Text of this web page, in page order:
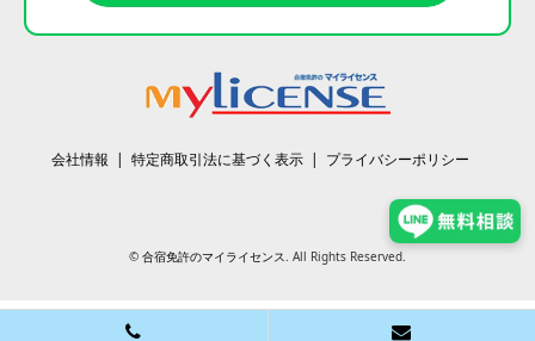
会社情報 特定商取引法に基づく表示 プライバシーポリシー
© 合宿免許のマイライセンス. All Rights Reserved.